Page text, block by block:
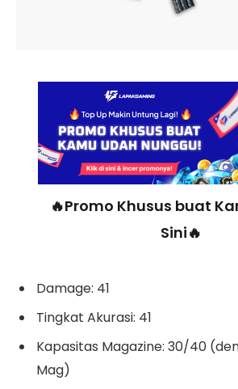
🔥Promo Khusus buat
Sini🔥
Damage: 41
Tingkat Akurasi: 41
Kapasitas Magazine: 30/40
Mag)